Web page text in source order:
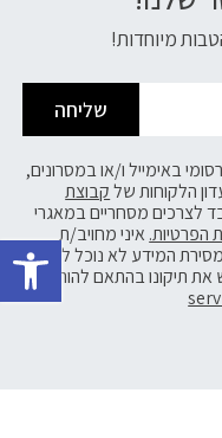
מיוחדות!
שליחה
באימייל ו/או במסרונים,
הלקוחות שלקבוצת
לצרכים מסחריים במאגרי
הפרטיות. איני מחויב/ת
המידע לא נוכל לשלוח
את תיקונו בהתאם להוראות